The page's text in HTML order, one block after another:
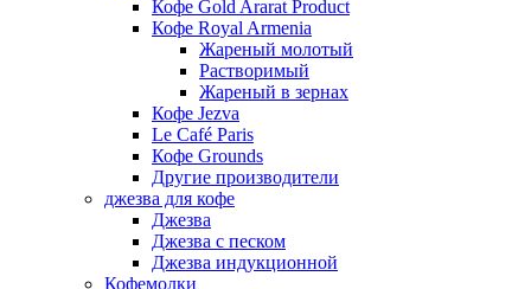
Кофе Gold Ararat Product
Кофе Royal Armenia
Жареный молотый
Растворимый
Жареный в зернах
Кофе Jezva
Le Café Paris
Кофе Grounds
Другие производители
джезва для кофе
Джезва
Джезва с песком
Джезва индукционной
Кофемолки